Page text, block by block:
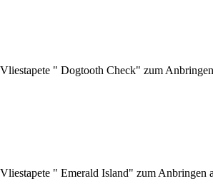
" Dogtooth Check" zum
" Emerald Island" zum